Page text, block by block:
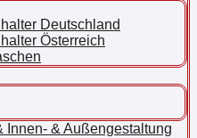
Deutschland
Österreich
Innen- & Außengestaltung